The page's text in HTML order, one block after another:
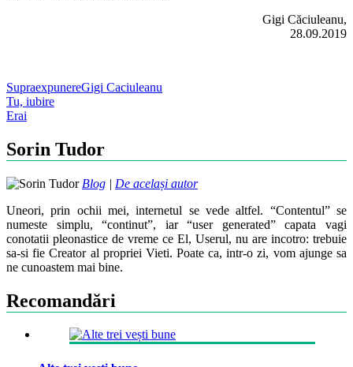
Gigi Căciuleanu,
28.09.2019
SupraexpunereGigi Caciuleanu
Post
navigation
Tu, iubire
Erai
Sorin Tudor
Blog | De același autor
Uneori, prin ochii mei, internetul se vede altfel. “Contentul” se
numeste simplu, “continut”, iar “user generated” capata vagi
conotatii pleonastice de vreme ce El, Userul, nu are incotro: trebuie
sa-si fie Creator al propriei Vieti. Poate ca, intr-o zi, vom ajunge sa
ne cunoastem mai bine.
Recomandări